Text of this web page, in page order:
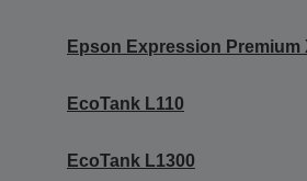
Epson Expression Premium
EcoTank L110
EcoTank L1300